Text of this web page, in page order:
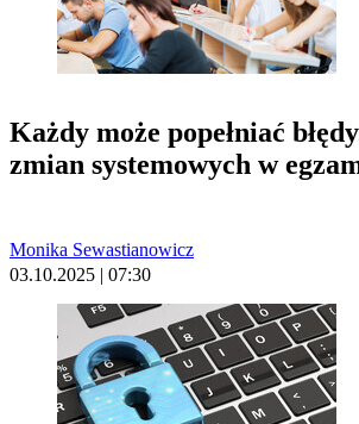
Każdy może popełniać
zmian systemowych w
Monika Sewastianowicz
03.10.2025 | 07:30